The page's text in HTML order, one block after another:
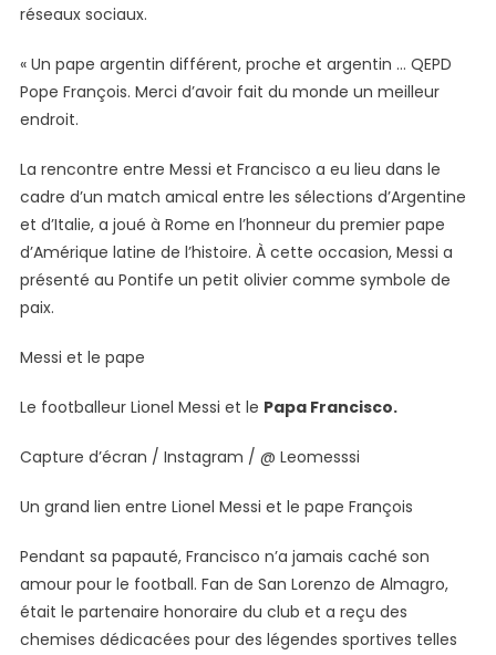
François
réseaux sociaux.
« Un pape argentin différent, proche et argentin … QEPD
Pope François. Merci d’avoir fait du monde un meilleur
endroit.
La rencontre entre Messi et Francisco a eu lieu dans le
cadre d’un match amical entre les sélections d’Argentine
et d’Italie, a joué à Rome en l’honneur du premier pape
d’Amérique latine de l’histoire. À cette occasion, Messi a
présenté au Pontife un petit olivier comme symbole de
paix.
Messi et le pape
Le footballeur Lionel Messi et le Papa Francisco.
Capture d’écran / Instagram / @ Leomesssi
Un grand lien entre Lionel Messi et le pape François
Pendant sa papauté, Francisco n’a jamais caché son
amour pour le football. Fan de San Lorenzo de Almagro,
était le partenaire honoraire du club et a reçu des
chemises dédicacées pour des légendes sportives telles